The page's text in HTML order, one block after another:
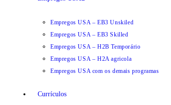
Empregos USA – EB3 Unskiled
Empregos USA – EB3 Skilled
Empregos USA – H2B Temporário
Empregos USA – H2A agricola
Empregos USA com os demais programas
Currículos